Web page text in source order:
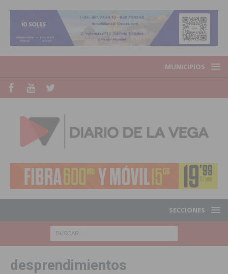
MUNICIPIOS
SECCIONES
desprendimientos